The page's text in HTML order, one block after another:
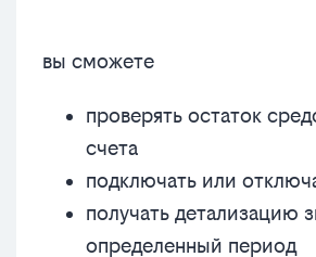
вы сможете
проверять остаток
счета
подключать или
получать детализацию
определенный период